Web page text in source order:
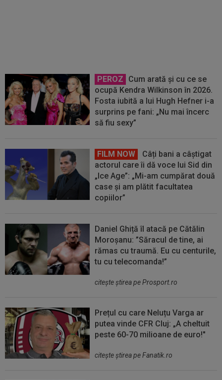
PEROZ
Cum arată și cu ce se
ocupă Kendra Wilkinson în 2026.
Fosta iubită a lui Hugh Hefner i-a
surprins pe fani: „Nu mai încerc
să fiu sexy”
FILM NOW
Câți bani a câștigat
actorul care îi dă voce lui Sid din
„Ice Age”: „Mi-am cumpărat două
case și am plătit facultatea
copiilor”
Daniel Ghiță îl atacă pe Cătălin
Moroșanu: ”Săracul de tine, ai
rămas cu traumă. Eu cu centurile,
tu cu telecomanda!”
citeşte ştirea pe Prosport.ro
Prețul cu care Neluțu Varga ar
putea vinde CFR Cluj: „A cheltuit
peste 60-70 milioane de euro!"
citeşte ştirea pe Fanatik.ro